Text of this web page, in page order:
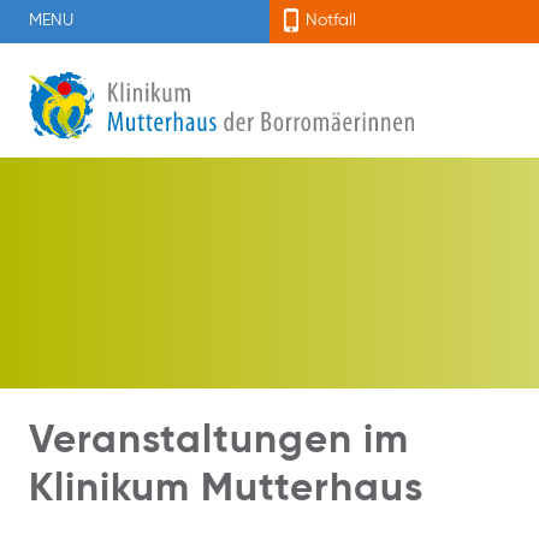
MENU Notfall
Veranstaltungen im
Klinikum Mutterhaus